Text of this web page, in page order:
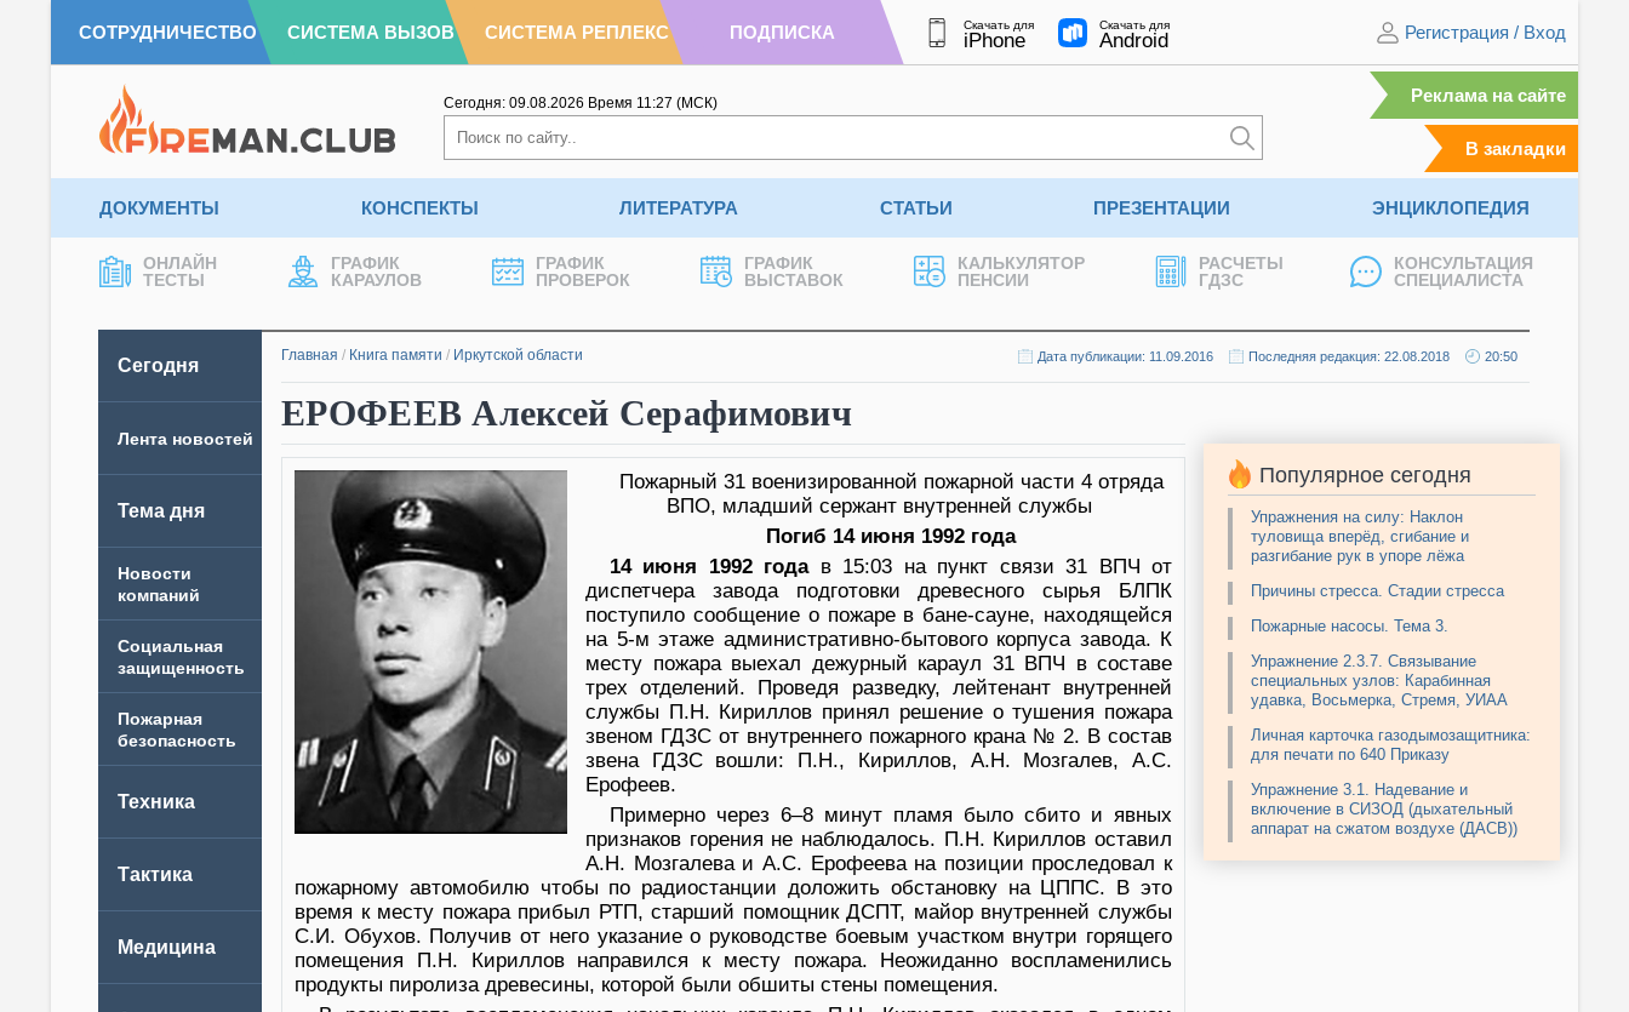
СОТРУДНИЧЕСТВО СИСТЕМА ВЫЗОВ СИСТЕМА РЕПЛЕКС ПОДПИСКА Скачать для
iPhone
Скачать для
Android Регистрация / Вход
Сегодня: 09.08.2026 Время 11:27 (МСК) Реклама на сайте
В закладки
ДОКУМЕНТЫ КОНСПЕКТЫ ЛИТЕРАТУРА СТАТЬИ ПРЕЗЕНТАЦИИ ЭНЦИКЛОПЕДИЯ
ОНЛАЙН
ТЕСТЫ
ГРАФИК
КАРАУЛОВ
ГРАФИК
ПРОВЕРОК
ГРАФИК
ВЫСТАВОК
КАЛЬКУЛЯТОР
ПЕНСИИ
РАСЧЕТЫ
ГДЗС
КОНСУЛЬТАЦИЯ
СПЕЦИАЛИСТА
Сегодня
Лента новостей
Тема дня
Новости
компаний
Главная / Книга памяти / Иркутской области Дата публикации: 11.09.2016 Последняя редакция: 22.08.2018 20:50
ЕРОФЕЕВ Алексей Серафимович
Пожарный 31 военизированной пожарной части 4 отряда
ВПО, младший сержант внутренней службы
Погиб 14 июня 1992 года
14 июня 1992 годав 15:03 на пункт связи 31 ВПЧ от
диспетчера завода подготовки древесного сырья БЛПК
поступило сообщение о пожаре в бане-сауне, находящейся
на 5-м этаже административно-бытового корпуса завода. К
месту пожара выехал дежурный караул 31 ВПЧ в составе
трех отделений. Проведя разведку, лейтенант внутренней
службы П.Н. Кириллов принял решение о тушения пожара
звеном ГДЗС от внутреннего пожарного крана № 2. В состав
звена ГДЗС вошли: П.Н., Кириллов, А.Н. Мозгалев, А.С.
Ерофеев.
Примерно через 6–8 минут пламя было сбито и явных
признаков горения не наблюдалось. П.Н. Кириллов оставил
А.Н. Мозгалева и А.С. Ерофеева на позиции проследовал к
пожарному автомобилю чтобы по радиостанции доложить обстановку на ЦППС. В это
время к месту пожара прибыл РТП, старший помощник ДСПТ, майор внутренней службы
С.И. Обухов. Получив от него указание о руководстве боевым участком внутри горящего
помещения П.Н. Кириллов направился к месту пожара. Неожиданно воспламенились
продукты пиролиза древесины, которой были обшиты стены помещения.
Популярное сегодня
Упражнения на силу: Наклон
туловища вперёд, сгибание и
разгибание рук в упоре лёжа
Причины стресса. Стадии стресса
Пожарные насосы. Тема 3.
Упражнение 2.3.7. Связывание
специальных узлов: Карабинная
удавка, Восьмерка, Стремя, УИАА
Личная карточка газодымозащитника:
для печати по 640 Приказу
Упражнение 3.1. Надевание и
включение в СИЗОД (дыхательный
аппарат на сжатом воздухе (ДАСВ))